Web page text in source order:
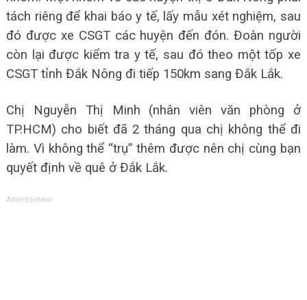
tách riêng để khai báo y tế, lấy mẫu xét nghiệm, sau
đó được xe CSGT các huyện đến đón. Đoàn người
còn lại được kiểm tra y tế, sau đó theo một tốp xe
CSGT tỉnh Đắk Nông đi tiếp 150km sang Đắk Lắk.
Chị Nguyễn Thị Minh (nhân viên văn phòng ở
TP.HCM) cho biết đã 2 tháng qua chị không thể đi
làm. Vì không thể “trụ” thêm được nên chị cùng bạn
quyết định về quê ở Đắk Lắk.
Advertisement